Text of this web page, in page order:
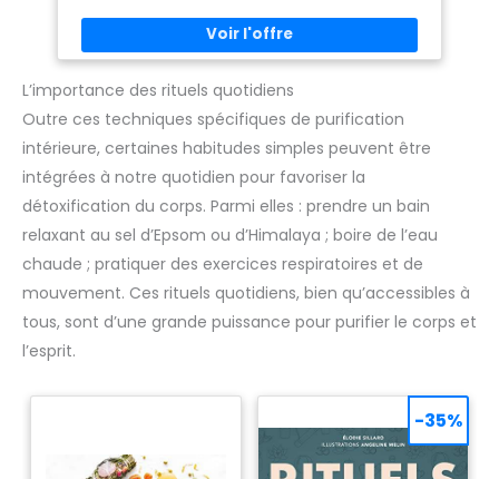
L’importance des rituels quotidiens
Outre ces techniques spécifiques de purification
intérieure, certaines habitudes simples peuvent être
intégrées à notre quotidien pour favoriser la
détoxification du corps. Parmi elles : prendre un bain
relaxant au sel d’Epsom ou d’Himalaya ; boire de l’eau
chaude ; pratiquer des exercices respiratoires et de
mouvement. Ces rituels quotidiens, bien qu’accessibles à
tous, sont d’une grande puissance pour purifier le corps et
l’esprit.
-35%